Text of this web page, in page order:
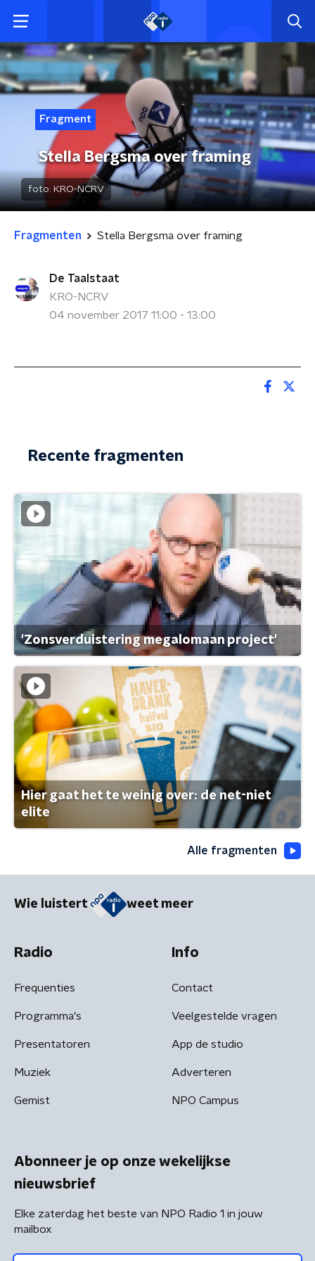
Fragment
Stella Bergsma over framing
foto: KRO-NCRV
Fragmenten Stella Bergsma over framing
De Taalstaat
KRO-NCRV
04 november 2017 11:00 - 13:00
Recente fragmenten
'Zonsverduistering megalomaan project'
Hier gaat het te weinig over: de net-niet
elite
Alle fragmenten
Wie luistert weet meer
Radio
Frequenties
Programma's
Presentatoren
Muziek
Gemist
Info
Contact
Veelgestelde vragen
App de studio
Adverteren
NPO Campus
Abonneer je op onze wekelijkse
nieuwsbrief
Elke zaterdag het beste van NPO Radio 1 in jouw
mailbox